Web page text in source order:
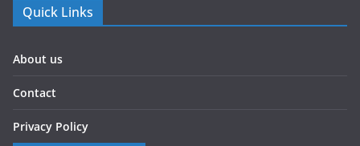
Quick Links
About us
Contact
Privacy Policy